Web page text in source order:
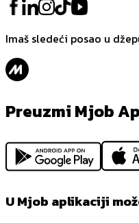
Imaš sledeći posao u
Preuzmi Mjob
U Mjob aplikaciji